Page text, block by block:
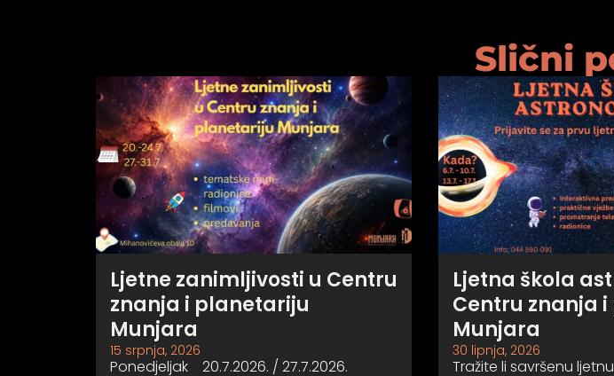
Slični
Ljetne zanimljivosti u Centru
znanja i planetariju
Munjara
15 srpnja, 2026
Ponedjeljak 20.7.2026. / 27.7.2026.
Ljetna škola
Centru znanja
Munjara
30 lipnja, 2026
Tražite li savršenu